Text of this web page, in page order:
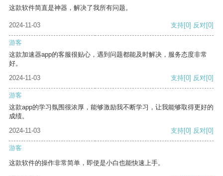
这款软件简直是神器，解决了我所有问题。
2024-11-03 支持[0] 反对[0]
游客
这款加速器app的客服很贴心，遇到问题都能及时解决，服务态度非常
好。
2024-11-03
支持[0] 反对[0]
游客
这款app的学习氛围很浓厚，能够激励我不断学习，让我能够取得更好的
成绩。
2024-11-03
支持[0] 反对[0]
游客
这款软件的操作非常简单，即使是小白也能快速上手。